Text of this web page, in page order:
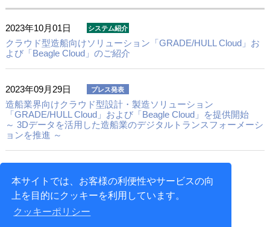
本サイトでは、お客様の利便性やサービスの向
上を目的にクッキーを利用しています。
クッキーポリシー
2023年10月01日
クラウド型造船向けソリューション 「GRADE/HULL Cloud」お
よび「Beagle Cloud」のご紹介
2023年09月29日
造船業界向けクラウド型設計・製造ソリューション
「GRADE/HULL Cloud」および「Beagle Cloud」を提供開始
～ 3Dデータを活用した造船業のデジタルトランスフォーメーシ
ョンを推進 ～
4事業部のご紹介（3）
造船・橋梁ソリューション事業部